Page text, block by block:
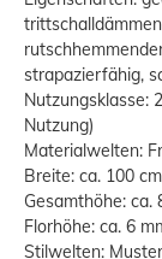
strapazierfähig,
Nutzungsklasse:
Nutzung)
Materialwelten:
Breite: ca. 100 cm
Gesamthöhe: ca.
Florhöhe: ca. 6
Stilwelten: Muster